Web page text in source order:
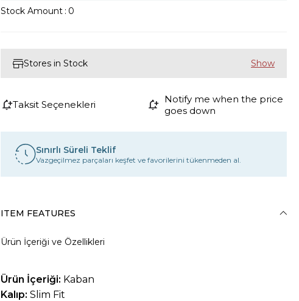
Stock Amount : 0
Stores in Stock
Taksit Seçenekleri
Notify me when the price
goes down
Sınırlı Süreli Teklif
Vazgeçilmez parçaları keşfet ve favorilerini tükenmeden al.
ITEM FEATURES
Ürün İçeriği ve Özellikleri
Ürün İçeriği: Kaban
Kalıp: Slim Fit